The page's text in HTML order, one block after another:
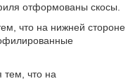
отформованы скосы.
что на нижней стороне
тем, что на